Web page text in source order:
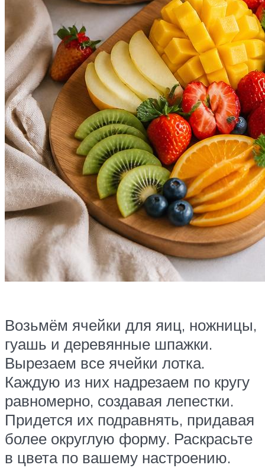
Возьмём ячейки для яиц, ножницы,
гуашь и деревянные шпажки.
Вырезаем все ячейки лотка.
Каждую из них надрезаем по кругу
равномерно, создавая лепестки.
Придется их подравнять, придавая
более округлую форму. Раскрасьте
в цвета по вашему настроению.